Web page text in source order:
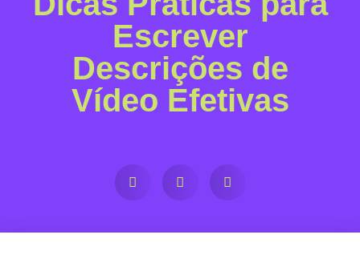
Escrever
Descrições de
Vídeo Efetivas